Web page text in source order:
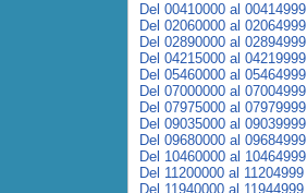
Del 00410000 al 00414999
Del 02060000 al 02064999
Del 02890000 al 02894999
Del 04215000 al 04219999
Del 05460000 al 05464999
Del 07000000 al 07004999
Del 07975000 al 07979999
Del 09035000 al 09039999
Del 09680000 al 09684999
Del 10460000 al 10464999
Del 11200000 al 11204999
Del 11940000 al 11944999